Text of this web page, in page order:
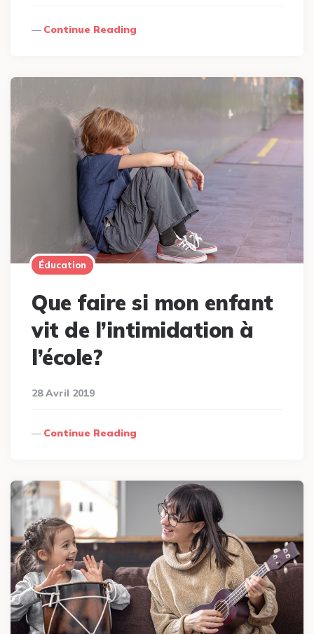
Continue Reading
Éducation
Que faire si mon enfant
vit de l’intimidation à
l’école?
28 Avril 2019
Continue Reading